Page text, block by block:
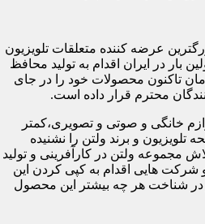
عرضه کننده متعلقات تلویزیون
سال ۱۳۸۹ برای اولین بار در ایران اقدام به تولید محافظ
تاکنون محصولات خود را در جای
محترم قرار داده است.
خانگی و صوتی و تصویری،کمتر
و برند ولتن را نشنیده
مجموعه ولتن در کارآفرینی و تولید
شرکت هایی اقدام به کپی کردن این
در شناخت هر چه بیشتر این محصول